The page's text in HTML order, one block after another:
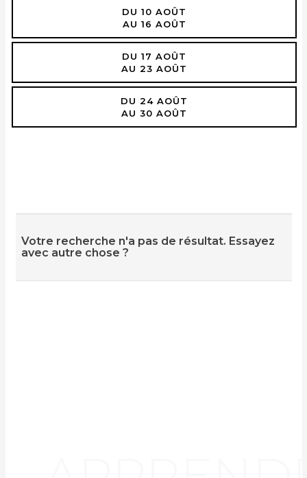
DU 10 AOÛT
AU 16 AOÛT
DU 17 AOÛT
AU 23 AOÛT
DU 24 AOÛT
AU 30 AOÛT
Votre recherche n'a pas de résultat. Essayez
avec autre chose ?